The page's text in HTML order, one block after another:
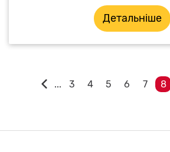
Детальніше
... 3 4 5 6 7 8